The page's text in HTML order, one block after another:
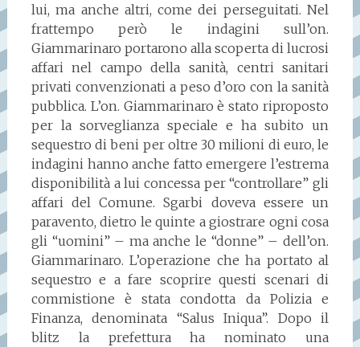
lui, ma anche altri, come dei perseguitati. Nel
frattempo però le indagini sull’on.
Giammarinaro portarono alla scoperta di lucrosi
affari nel campo della sanità, centri sanitari
privati convenzionati a peso d’oro con la sanità
pubblica. L’on. Giammarinaro è stato riproposto
per la sorveglianza speciale e ha subito un
sequestro di beni per oltre 30 milioni di euro, le
indagini hanno anche fatto emergere l’estrema
disponibilità a lui concessa per “controllare” gli
affari del Comune. Sgarbi doveva essere un
paravento, dietro le quinte a giostrare ogni cosa
gli “uomini” – ma anche le “donne” – dell’on.
Giammarinaro. L’operazione che ha portato al
sequestro e a fare scoprire questi scenari di
commistione è stata condotta da Polizia e
Finanza, denominata “Salus Iniqua”. Dopo il
blitz la prefettura ha nominato una